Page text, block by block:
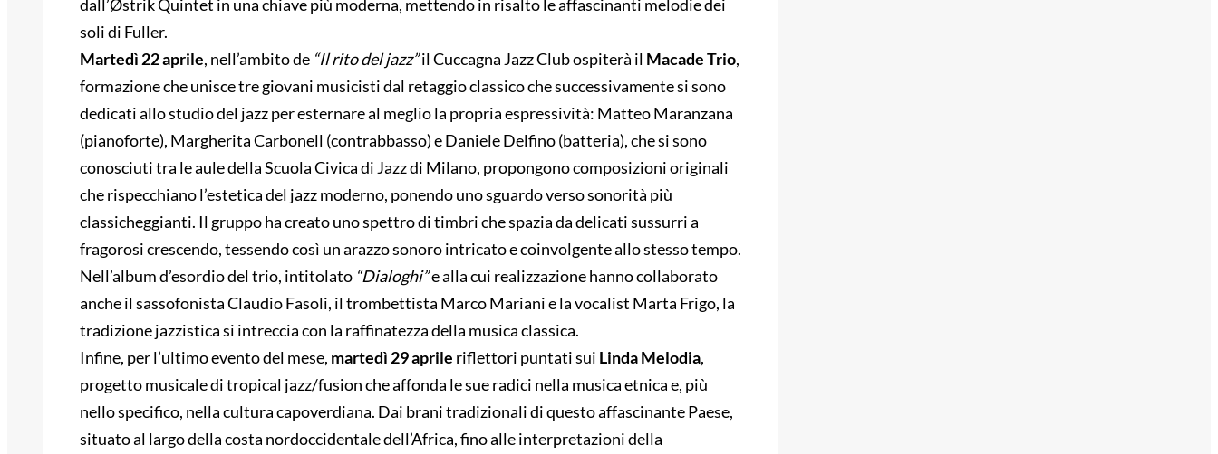
dall’Østrik Quintet in una chiave più moderna, mettendo in risalto le affascinanti melodie dei
soli di Fuller.
Martedì 22 aprile, nell’ambito de “Il rito del jazz”il Cuccagna Jazz Club ospiterà il MacadeTrio,
formazione che unisce tre giovani musicisti dal retaggio classico che successivamente si sono
dedicati allo studio del jazz per esternare al meglio la propria espressività: Matteo Maranzana
(pianoforte), Margherita Carbonell (contrabbasso) e Daniele Delfino (batteria), che si sono
conosciuti tra le aule della Scuola Civica di Jazz di Milano, propongono composizioni originali
che rispecchiano l’estetica del jazz moderno, ponendo uno sguardo verso sonorità più
classicheggianti. Il gruppo ha creato uno spettro di timbri che spazia da delicati sussurri a
fragorosi crescendo, tessendo così un arazzo sonoro intricato e coinvolgente allo stesso tempo.
Nell’album d’esordio del trio, intitolato “Dialoghi”e alla cui realizzazione hanno collaborato
anche il sassofonista Claudio Fasoli, il trombettista Marco Mariani e la vocalist Marta Frigo, la
tradizione jazzistica si intreccia con la raffinatezza della musica classica.
Infine, per l’ultimo evento del mese, martedì 29 aprile riflettori puntati sui Linda Melodia,
progetto musicale di tropical jazz/fusion che affonda le sue radici nella musica etnica e, più
nello specifico, nella cultura capoverdiana. Dai brani tradizionali di questo affascinante Paese,
situato al largo della costa nordoccidentale dell’Africa, fino alle interpretazioni della